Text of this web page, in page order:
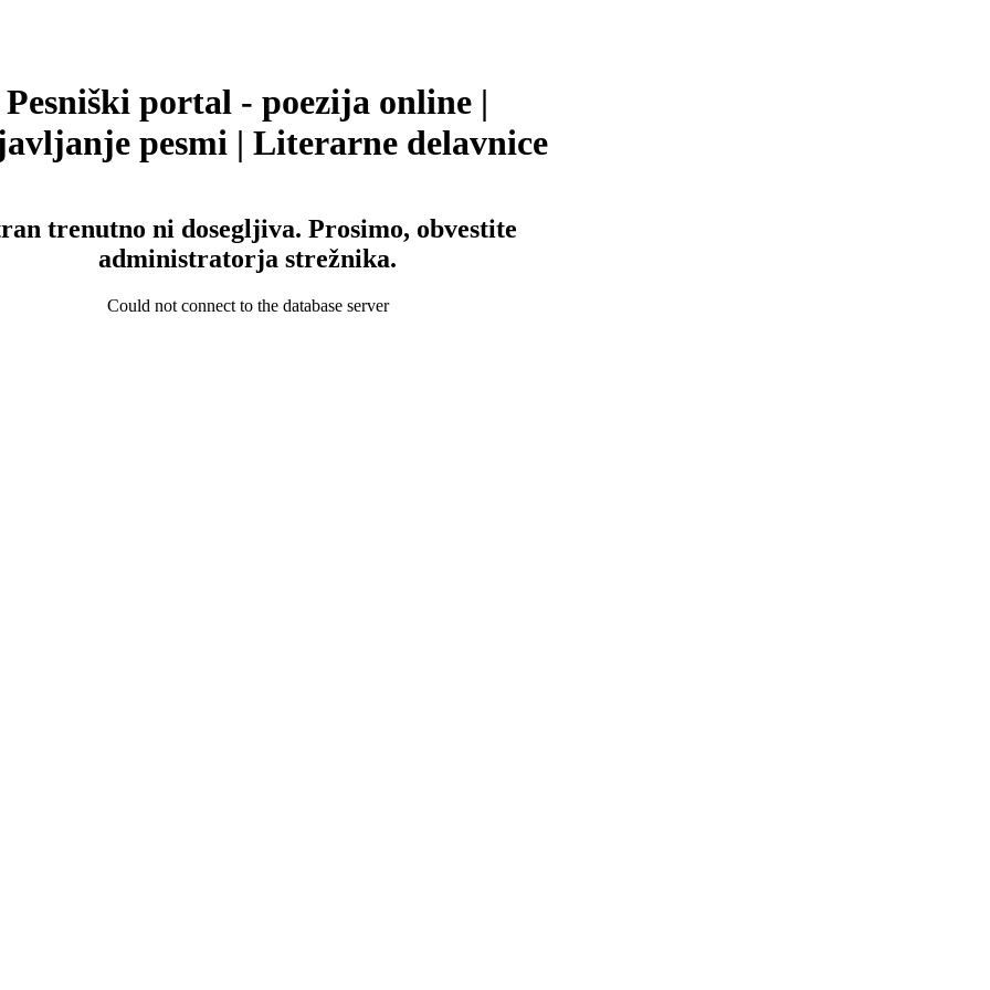
Pesniški portal - poezija online |
pesmi | Literarne delavnice
trenutno ni dosegljiva. Prosimo, obvestite
administratorja strežnika.
Could not connect to the database server